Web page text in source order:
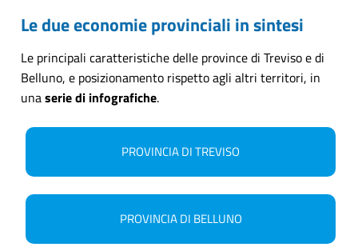
Le due economie provinciali in sintesi
Le principali caratteristiche delle province di Treviso e di
Belluno, e posizionamento rispetto agli altri territori, in
unaserie di infografiche.
PROVINCIA DI TREVISO
PROVINCIA DI BELLUNO